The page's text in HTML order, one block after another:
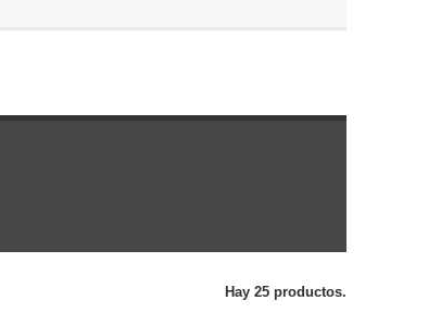
Hay 25 productos.